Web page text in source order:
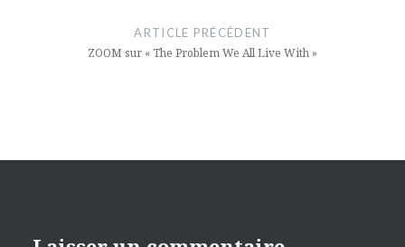
l’article
ARTICLE PRÉCÉDENT
ZOOM sur « The Problem We All Live With »